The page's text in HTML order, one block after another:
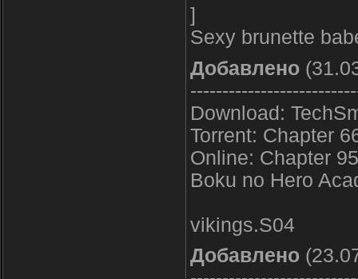
]
Sexy brunette
Добавлено
Download:
Torrent: Chapter
Online: Chapter
Boku no Hero
vikings.S04
Добавлено